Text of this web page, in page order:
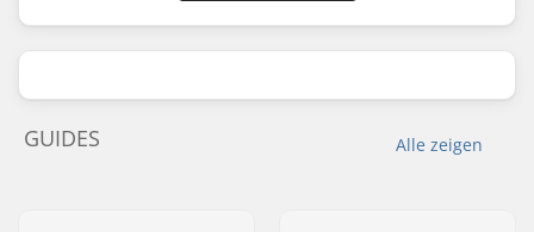
Alle zeigen
GUIDES